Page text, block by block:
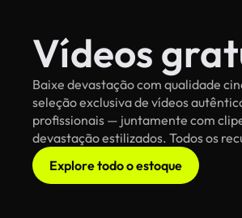
Vídeos
Baixe devastação com qualidade
seleção exclusiva de vídeos
profissionais — juntamente com
devastação estilizados. Todos os
Explore todo o estoque